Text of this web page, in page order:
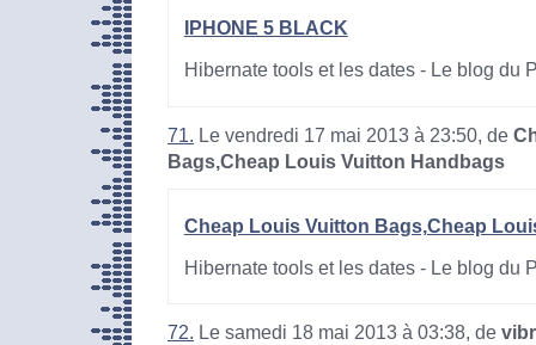
IPHONE 5 BLACK
Hibernate tools et les dates - Le blog du
71. Le vendredi 17 mai 2013 à 23:50, de
Bags,Cheap Louis Vuitton Handbags
Cheap Louis Vuitton Bags,Cheap
Hibernate tools et les dates - Le blog du
72. Le samedi 18 mai 2013 à 03:38, de